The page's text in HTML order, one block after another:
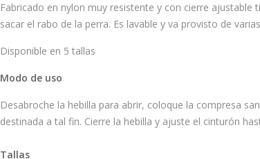
Fabricado en nylon muy resistente y con cierre
sacar el rabo de la perra. Es lavable y va provisto de
Disponible en 5 tallas
Modo de uso
Desabroche la hebilla para abrir, coloque la compresa
destinada a tal fin. Cierre la hebilla y ajuste el cinturón
Tallas